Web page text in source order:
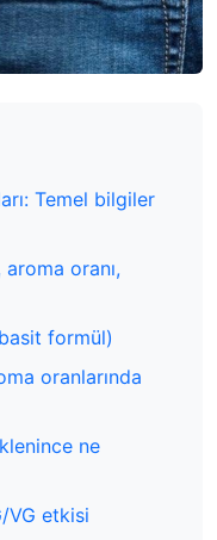
Temel bilgiler
oranı,
formül)
oranlarında
ne
VG etkisi